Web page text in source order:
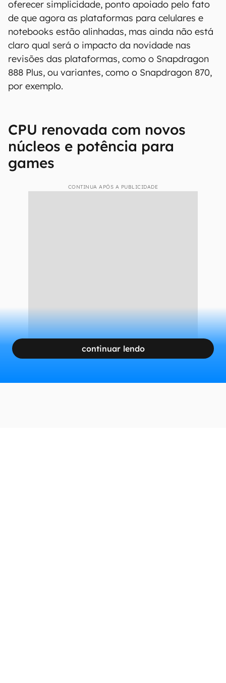
oferecer simplicidade, ponto apoiado pelo fato
de que agora as plataformas para celulares e
notebooks estão alinhadas, mas ainda não está
claro qual será o impacto da novidade nas
revisões das plataformas, como o Snapdragon
888 Plus, ou variantes, como o Snapdragon 870,
por exemplo.
CPU renovada com novos
núcleos e potência para
games
CONTINUA APÓS A PUBLICIDADE
continuar lendo